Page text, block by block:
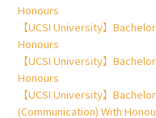
Honours
【UCSI University】
Honours
【UCSI University】
Honours
【UCSI University】
(Communication) With